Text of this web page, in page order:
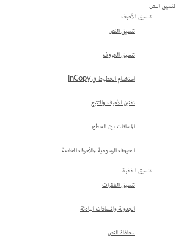
تنسيق النص
تنسيق الأحرف
تنسيق النص
تنسيق الحروف
استخدام الخطوط في InCopy
تقنين الأحرف والتتبع
المسافات بين السطور
الحروف الرسومية والأحرف الخاصة
تنسيق الفقرة
تنسيق الفقرات
الجدولة والمسافات البادئة
محاذاة النص